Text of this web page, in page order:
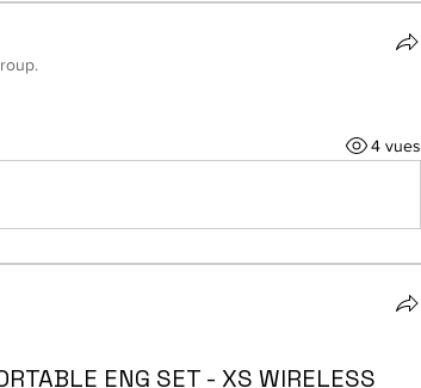
4 vues
ENG SET - XS WIRELESS